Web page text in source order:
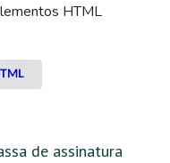
HTML
de assinatura